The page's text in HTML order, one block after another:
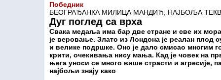
Победник
БЕОГРАЂАНКА МИЛИЦА МАНДИЋ, НАЈБОЉА
Дуг поглед са врха
Свака медаља има бар две стране и све их
је веровање. Злато из Лондона је реалан плод
и велике подршке. Оно је дало смисао многим
крити, очекивања нису мања. Кад је човек на
њега уноси се много више страсти и агресије,
најбољи знају како